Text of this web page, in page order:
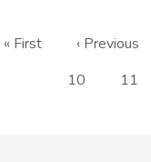
Première
« First Page
‹ Previous
Page
10 Page
11